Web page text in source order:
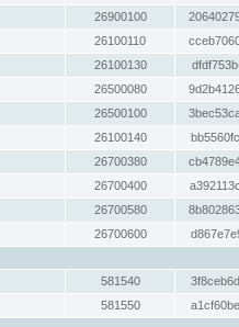
26900100
26100110
26100130
26500080
26500100
26100140
26700380
26700400
26700580
26700600
581540
581550